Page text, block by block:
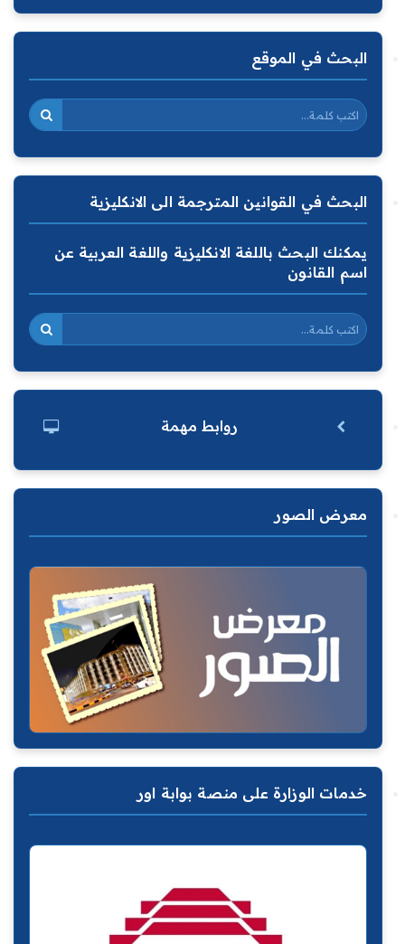
البحث في الموقع
البحث في القوانين المترجمة الى الانكليزية
يمكنك البحث باللغة الانكليزية واللغة العربية عن
اسم القانون
روابط مهمة
معرض الصور
خدمات الوزارة على منصة بوابة اور